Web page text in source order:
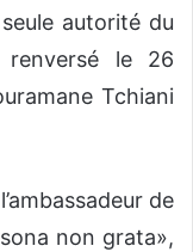
autorité du
renversé le 26
Tchiani
de
non grata»,